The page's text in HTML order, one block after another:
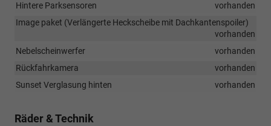
Hintere Parksensoren
vorhanden
Image paket (Verlängerte Heckscheibe mit Dachkantenspoiler)
vorhanden
Nebelscheinwerfer
vorhanden
Rückfahrkamera
vorhanden
Sunset Verglasung hinten
vorhanden
Räder & Technik